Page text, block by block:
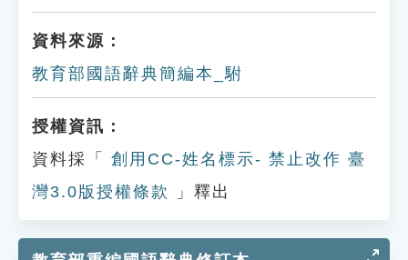
資料來源：
教育部國語辭典簡編本_駙
授權資訊：
資料採「
創用CC-姓名標示- 禁止改作 臺
灣3.0版授權條款
」釋出